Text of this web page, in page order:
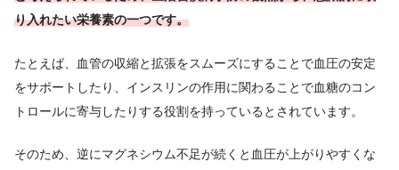
り入れたい栄養素の一つです。
たとえば、血管の収縮と拡張をスムーズにすることで血圧の安定
をサポートしたり、インスリンの作用に関わることで血糖のコン
トロールに寄与したりする役割を持っているとされています。
そのため、逆にマグネシウム不足が続くと血圧が上がりやすくな